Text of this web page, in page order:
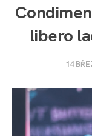
libero
14